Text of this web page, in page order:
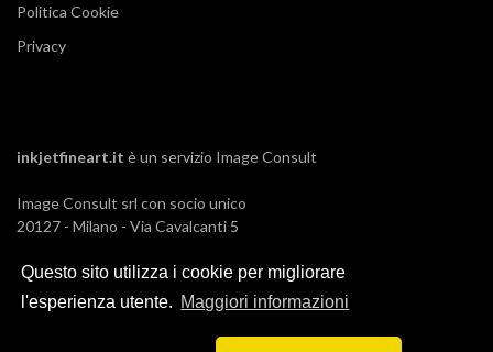
Questo sito utilizza i cookie per migliorare
l'esperienza utente. Maggiori informazioni
Politica Cookie
Privacy
inkjetfineart.it è un servizio Image Consult
Image Consult srl con socio unico
20127 - Milano - Via Cavalcanti 5
P.IVA e C.F. 03383650961
REA 1673647 CCIAA Milano Monza Brianza
Registro Pile IT13030P00003110